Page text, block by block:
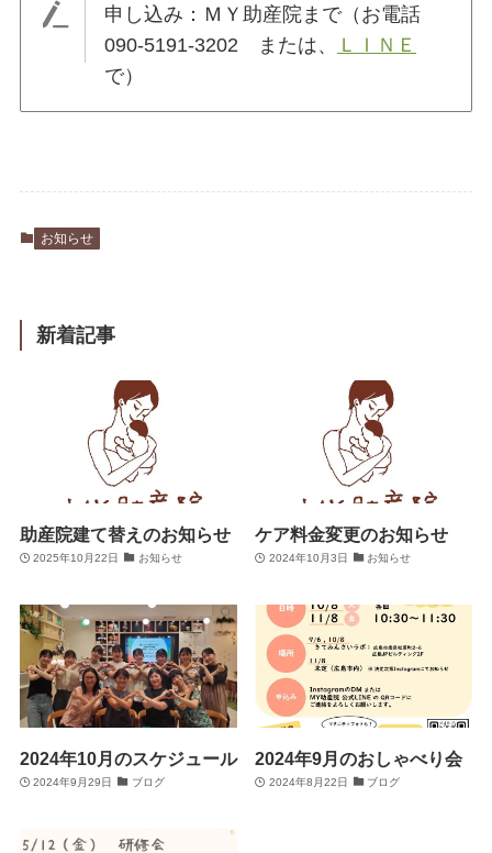
申し込み：ＭＹ助産院まで（お電話
090-5191-3202 または、
ＬＩＮＥ
で）
お知らせ
新着記事
助産院建て替えのお知らせ
2025年10月22日 お知らせ
ケア料金変更のお知らせ
2024年10月3日 お知らせ
2024年10月のスケジュール
2024年9月29日 ブログ
2024年9月のおしゃべり会
2024年8月22日 ブログ